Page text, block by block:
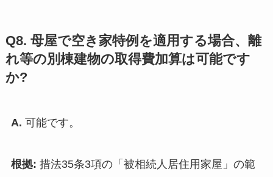
Q8. 母屋で空き家特例を適用する場合、離
れ等の別棟建物の取得費加算は可能です
か?
A. 可能です。
根拠: 措法35条3項の「被相続人居住用家屋」の範